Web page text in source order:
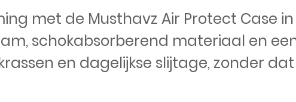
met de Musthavz Air Protect Case
schokabsorberend materiaal en
en dagelijkse slijtage, zonder